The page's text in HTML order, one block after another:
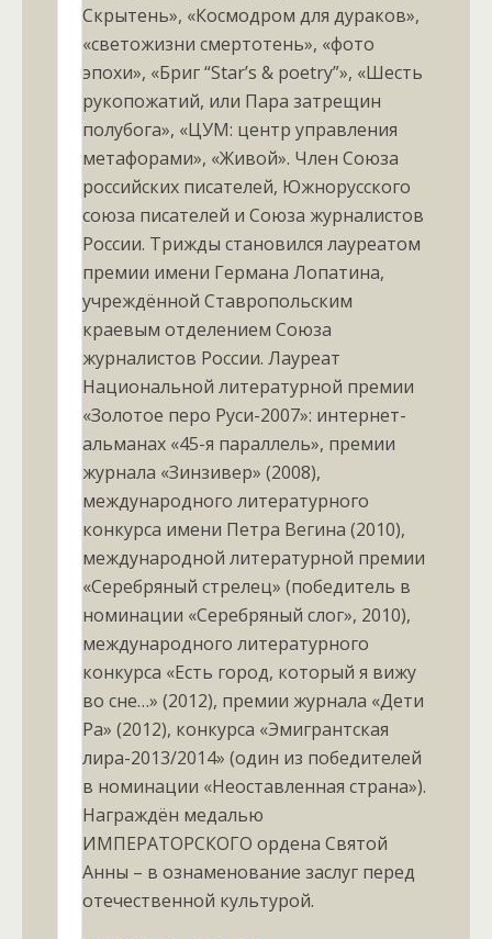
Скрытень», «Космодром для дураков»,
«светожизни смертотень», «фото
эпохи», «Бриг “Star’s & poetry”», «Шесть
рукопожатий, или Пара затрещин
полубога», «ЦУМ: центр управления
метафорами», «Живой». Член Союза
российских писателей, Южнорусского
союза писателей и Союза журналистов
России. Трижды становился лауреатом
премии имени Германа Лопатина,
учреждённой Ставропольским
краевым отделением Союза
журналистов России. Лауреат
Национальной литературной премии
«Золотое перо Руси-2007»: интернет-
альманах «45-я параллель», премии
журнала «Зинзивер» (2008),
международного литературного
конкурса имени Петра Вегина (2010),
международной литературной премии
«Серебряный стрелец» (победитель в
номинации «Серебряный слог», 2010),
международного литературного
конкурса «Есть город, который я вижу
во сне…» (2012), премии журнала «Дети
Ра» (2012), конкурса «Эмигрантская
лира-2013/2014» (один из победителей
в номинации «Неоставленная страна»).
Награждён медалью
ИМПЕРАТОРСКОГО ордена Святой
Анны – в ознаменование заслуг перед
отечественной культурой.